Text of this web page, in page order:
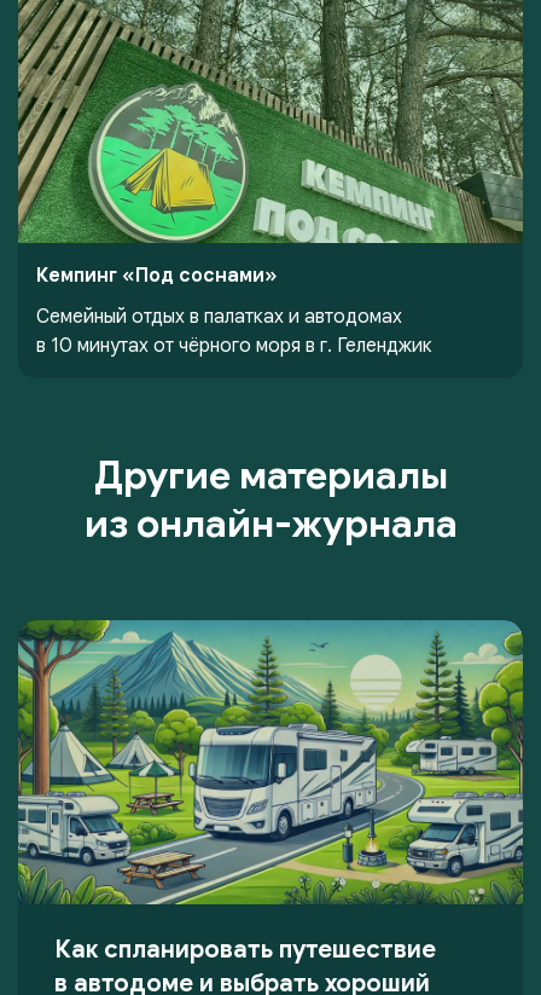
Кемпинг «Под соснами»
Семейный отдых в палатках и автодомах
в 10 минутах от чёрного моря в г. Геленджик
Другие материалы
из онлайн-журнала
Как спланировать путешествие
в автодоме и выбрать хороший